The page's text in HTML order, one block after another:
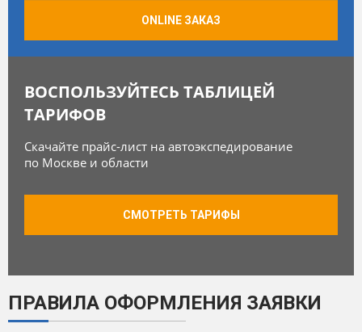
ONLINE ЗАКАЗ
ВОСПОЛЬЗУЙТЕСЬ ТАБЛИЦЕЙ
ТАРИФОВ
Скачайте прайс-лист на автоэкспедирование
по Москве и области
СМОТРЕТЬ ТАРИФЫ
ПРАВИЛА ОФОРМЛЕНИЯ ЗАЯВКИ